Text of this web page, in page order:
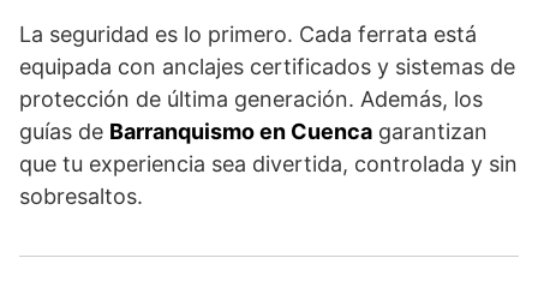
La seguridad es lo primero. Cada ferrata está
equipada con anclajes certificados y sistemas de
protección de última generación. Además, los
guías de Barranquismo en Cuenca garantizan
que tu experiencia sea divertida, controlada y sin
sobresaltos.